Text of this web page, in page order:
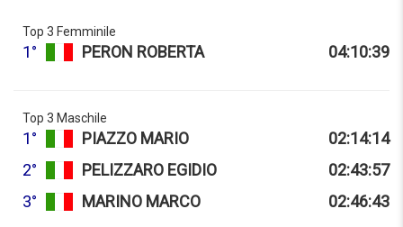
Top 3 Femminile
1° PERON ROBERTA 04:10:39
Top 3 Maschile
1° PIAZZO MARIO
02:14:14
2°
PELIZZARO EGIDIO
02:43:57
3°
MARINO MARCO 02:46:43